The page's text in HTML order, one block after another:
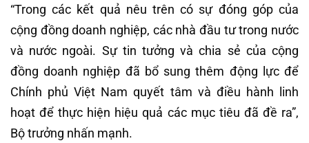
“Trong các kết quả nêu trên có sự đóng góp của
cộng đồng doanh nghiệp, các nhà đầu tư trong nước
và nước ngoài. Sự tin tưởng và chia sẻ của cộng
đồng doanh nghiệp đã bổ sung thêm động lực để
Chính phủ Việt Nam quyết tâm và điều hành linh
hoạt để thực hiện hiệu quả các mục tiêu đã đề ra”,
Bộ trưởng nhấn mạnh.